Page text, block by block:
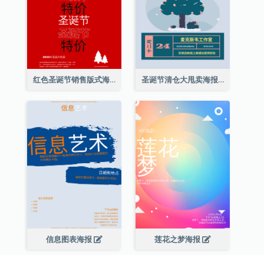
红色圣诞节销售版式海报 圣诞节清仓大甩卖海报
信息图表海报 莲花之梦海报